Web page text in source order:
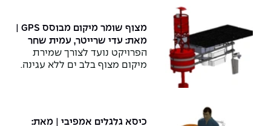
מאת: עדי שרייטר, עמית שחר
הפרויקט נועד לצורך שמירת
מיקום מצוף בלב ים ללא עגינה.
כיסא גלגלים אמפיבי | מאת: